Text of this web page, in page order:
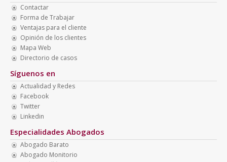
Contactar
Forma de Trabajar
Ventajas para el cliente
Opinión de los clientes
Mapa Web
Directorio de casos
Síguenos en
Actualidad y Redes
Facebook
Twitter
Linkedin
Especialidades Abogados
Abogado Barato
Abogado Monitorio